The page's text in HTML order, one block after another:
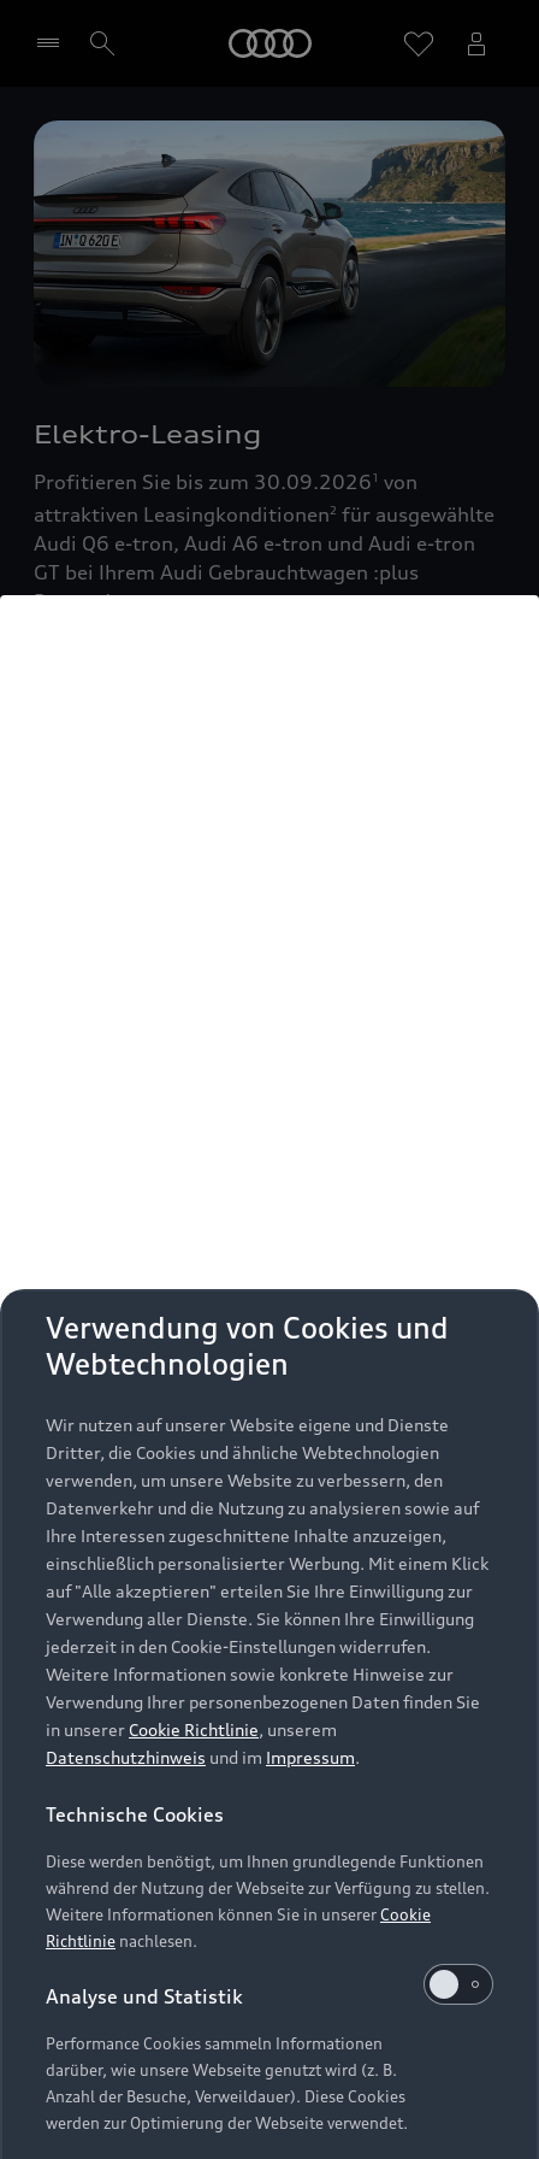
Händler wählen
Elektro-Leasing
Profitieren Sie bis zum 30.09.20261 von
attraktiven Leasingkonditionen2 für ausgewählte
Audi Q6 e-tron, Audi A6 e-tron und Audi e-tron
GT bei Ihrem Audi Gebrauchtwagen :plus
Partner!
Zurück nach oben
Modelle
Alle Modelle
Modelle vergleichen
Elektromodelle
Plug-in-Hybride
Kaufen & leasen
Neuwagensuche
Gebrauchtwagensuche
Gebrauchtwagen
Finanzierung
Aktionen & Angebote
Geschäftskunden
Service & Zubehör
Saisonale Angebote
Audi Services
Garantie
Audi digital services
myAudi
Support
Kundenservice
Händlersuche
Audi Code
Online-Terminvereinbarung
Servicekontakt
Vertrag widerrufen
Über Audi
Unternehmen
Karriere
Investor Relations
Presse & Media Center
Datenschutz
Audi erleben
Newsletter
Impressum Rechtliches
Hinweisgebersystem
Datenschutzinformation
Cookie-Einstellungen
Cookie-Richtlinie
Barrierefreiheit
Hinweis: Die aktuelle Darstellung und Anordnung der
Embleme am Fahrzeug bei allen Abbildungen auf dieser
Webseite kann abweichen.
Verwendung von Cookies und
Webtechnologien
Wir nutzen auf unserer Website eigene und Dienste
Dritter, die Cookies und ähnliche Webtechnologien
verwenden, um unsere Website zu verbessern, den
Datenverkehr und die Nutzung zu analysieren sowie auf
Ihre Interessen zugeschnittene Inhalte anzuzeigen,
einschließlich personalisierter Werbung. Mit einem Klick
auf "Alle akzeptieren" erteilen Sie Ihre Einwilligung zur
Verwendung aller Dienste. Sie können Ihre Einwilligung
jederzeit in den Cookie-Einstellungen widerrufen.
Weitere Informationen sowie konkrete Hinweise zur
Verwendung Ihrer personenbezogenen Daten finden Sie
in unserer Cookie Richtlinie, unserem
Datenschutzhinweis und im Impressum.
Technische Cookies
Diese werden benötigt, um Ihnen grundlegende Funktionen
während der Nutzung der Webseite zur Verfügung zu stellen.
Weitere Informationen können Sie in unsererCookie
Richtlinie nachlesen.
Analyse und Statistik
Performance Cookies sammeln Informationen
darüber, wie unsere Webseite genutzt wird (z. B.
Anzahl der Besuche, Verweildauer). Diese Cookies
werden zur Optimierung der Webseite verwendet.